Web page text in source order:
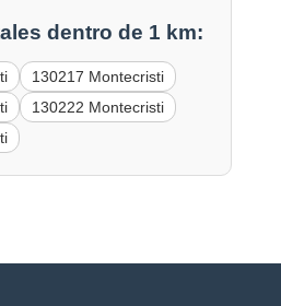
dentro de 1 km:
130217 Montecristi
130222 Montecristi